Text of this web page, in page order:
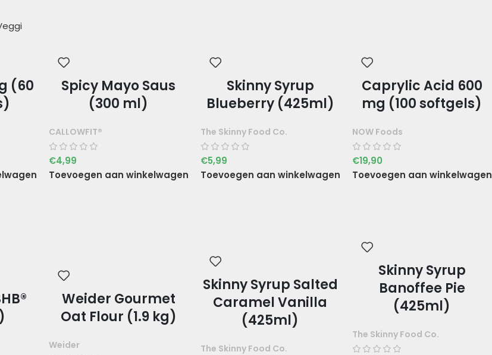
(60
Spicy Mayo Saus
(300 ml)
CALLOWFIT®
€4,99
Toevoegen aan winkelwagen
Skinny Syrup
Blueberry (425ml)
The Skinny Food Co.
€5,99
Toevoegen aan winkelwagen
Caprylic Acid 600
mg (100 softgels)
NOW Foods
€19,90
Toevoegen aan winkelwagen
Weider Gourmet
Oat Flour (1.9 kg)
Weider
Skinny Syrup Salted
Caramel Vanilla
(425ml)
The Skinny Food Co.
Skinny Syrup
Banoffee Pie
(425ml)
The Skinny Food Co.